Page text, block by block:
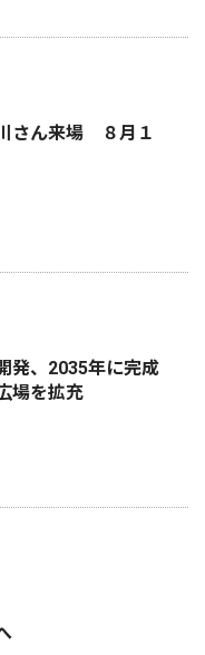
さん来場 ８月１
、2035年に完成
場を拡充